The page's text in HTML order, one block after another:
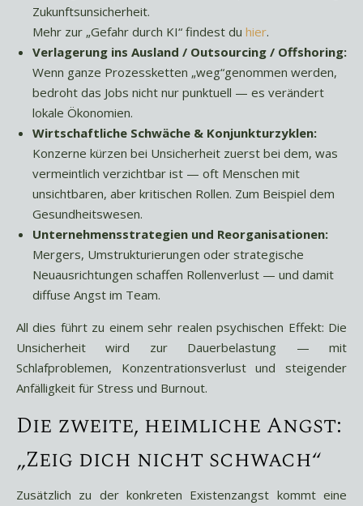
Zukunftsunsicherheit.
Mehr zur „Gefahr durch KI“ findest du hier.
Verlagerung ins Ausland / Outsourcing / Offshoring:
Wenn ganze Prozessketten „weg“genommen werden,
bedroht das Jobs nicht nur punktuell — es verändert
lokale Ökonomien.
Wirtschaftliche Schwäche & Konjunkturzyklen:
Konzerne kürzen bei Unsicherheit zuerst bei dem, was
vermeintlich verzichtbar ist — oft Menschen mit
unsichtbaren, aber kritischen Rollen. Zum Beispiel dem
Gesundheitswesen.
Unternehmensstrategien und Reorganisationen:
Mergers, Umstrukturierungen oder strategische
Neuausrichtungen schaffen Rollenverlust — und damit
diffuse Angst im Team.
All dies führt zu einem sehr realen psychischen Effekt: Die
Unsicherheit wird zur Dauerbelastung — mit
Schlafproblemen, Konzentrationsverlust und steigender
Anfälligkeit für Stress und Burnout.
Die zweite, heimliche Angst:
„Zeig dich nicht schwach“
Zusätzlich zu der konkreten Existenzangst kommt eine